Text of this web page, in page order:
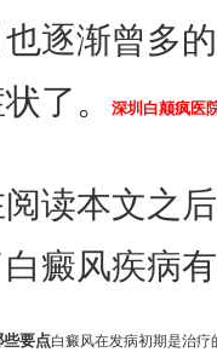
逐渐曾多
了。深圳白颠疯医
本文之后
癜风疾病
些要点白癜风在发病初期是治